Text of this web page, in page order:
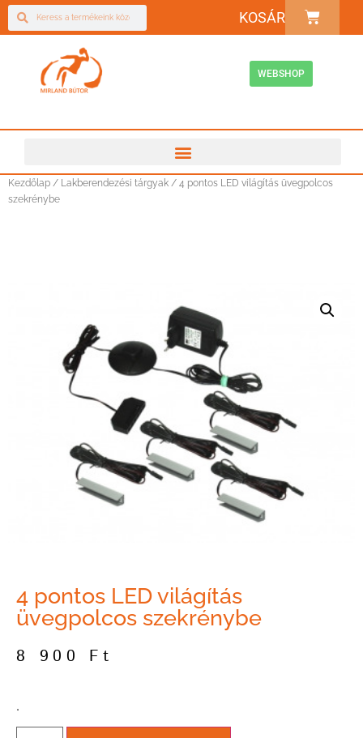
KOSÁR
WEBSHOP
Kezdőlap / Lakberendezési tárgyak / 4 pontos LED világítás üvegpolcos
szekrénybe
4 pontos LED világítás
üvegpolcos szekrénybe
8 900 Ft
­.